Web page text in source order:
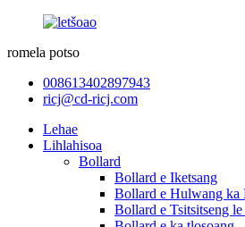
romela potso
008613402897943
ricj@cd-ricj.com
Lehae
Lihlahisoa
Bollard
Bollard e Iketsang
Bollard e Hulwang ka
Bollard e Tsitsitseng le